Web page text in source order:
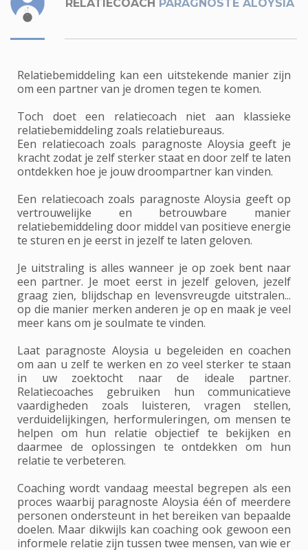
RELATIECOACH PARAGNOSTE ALOYSIA
Relatiebemiddeling kan een uitstekende manier zijn
om een partner van je dromen tegen te komen.
Toch doet een relatiecoach niet aan klassieke
relatiebemiddeling zoals relatiebureaus.
Een relatiecoach zoals paragnoste Aloysia geeft je
kracht zodat je zelf sterker staat en door zelf te laten
ontdekken hoe je jouw droompartner kan vinden.
Een relatiecoach zoals paragnoste Aloysia geeft op
vertrouwelijke en betrouwbare manier
relatiebemiddeling door middel van positieve energie
te sturen en je eerst in jezelf te laten geloven.
Je uitstraling is alles wanneer je op zoek bent naar
een partner. Je moet eerst in jezelf geloven, jezelf
graag zien, blijdschap en levensvreugde uitstralen...
op die manier merken anderen je op en maak je veel
meer kans om je soulmate te vinden.
Laat paragnoste Aloysia u begeleiden en coachen
om aan u zelf te werken en zo veel sterker te staan
in uw zoektocht naar de ideale partner.
Relatiecoaches gebruiken hun communicatieve
vaardigheden zoals luisteren, vragen stellen,
verduidelijkingen, herformuleringen, om mensen te
helpen om hun relatie objectief te bekijken en
daarmee de oplossingen te ontdekken om hun
relatie te verbeteren.
Coaching wordt vandaag meestal begrepen als een
proces waarbij paragnoste Aloysia één of meerdere
personen ondersteunt in het bereiken van bepaalde
doelen. Maar dikwijls kan coaching ook gewoon een
informele relatie zijn tussen twee mensen, van wie er